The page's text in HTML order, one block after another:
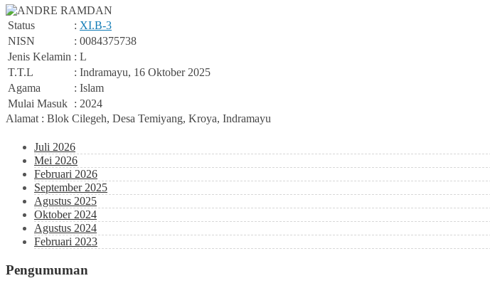
Status : XI.B-3
NISN
: 0084375738
Jenis Kelamin : L
T.T.L
: Indramayu, 16 Oktober 2025
Agama
: Islam
Mulai Masuk : 2024
Alamat : Blok Cilegeh, Desa Temiyang, Kroya, Indramayu
Juli 2026
Mei 2026
Februari 2026
September 2025
Agustus 2025
Oktober 2024
Agustus 2024
Februari 2023
Pengumuman